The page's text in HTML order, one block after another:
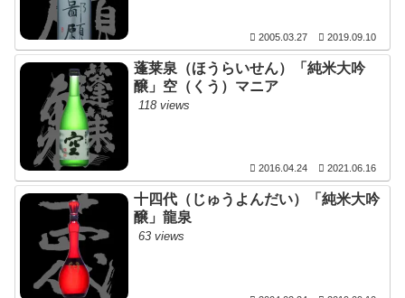
2005.03.27 2019.09.10
蓬莱泉（ほうらいせん）「純米大吟
醸」空（くう）マニア
118 views
2016.04.24 2021.06.16
十四代（じゅうよんだい）「純米大吟
醸」龍泉
63 views